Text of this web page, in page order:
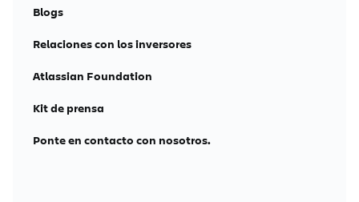
incluyen funciones para ayudar a los equipos a
escalar. Cuando combinas Access y nuestros
planes Premium, obtienes una solución
Atlassian Cloud en toda tu organización.
Blogs
Relaciones con los inversores
Atlassian Foundation
Kit de prensa
Ponte en contacto con nosotros.